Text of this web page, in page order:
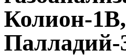
Колион-1В,